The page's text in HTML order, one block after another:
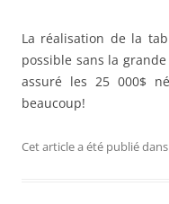
La réalisation de la
possible sans la
assuré les 25 000$
beaucoup!
Cet article a été publié dans